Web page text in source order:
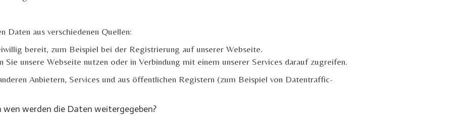
Daten aus verschiedenen Quellen:
bereit, zum Beispiel bei der Registrierung auf unserer Webseite.
Sie unsere Webseite nutzen oder in Verbindung mit einem unserer Services darauf zugreifen.
Anbietern, Services und aus öffentlichen Registern (zum Beispiel von Datentraffic-
werden die Daten weitergegeben?